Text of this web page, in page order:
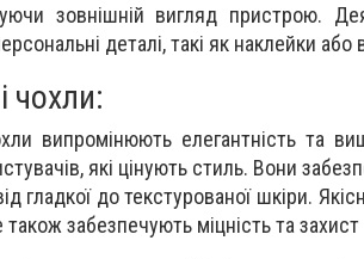
зовнішній вигляд пристрою.
деталі, такі як наклейки
чохли:
випромінюють елегантність та
які цінують стиль. Вони
гладкої до текстурованої шкіри.
також забезпечують міцність та